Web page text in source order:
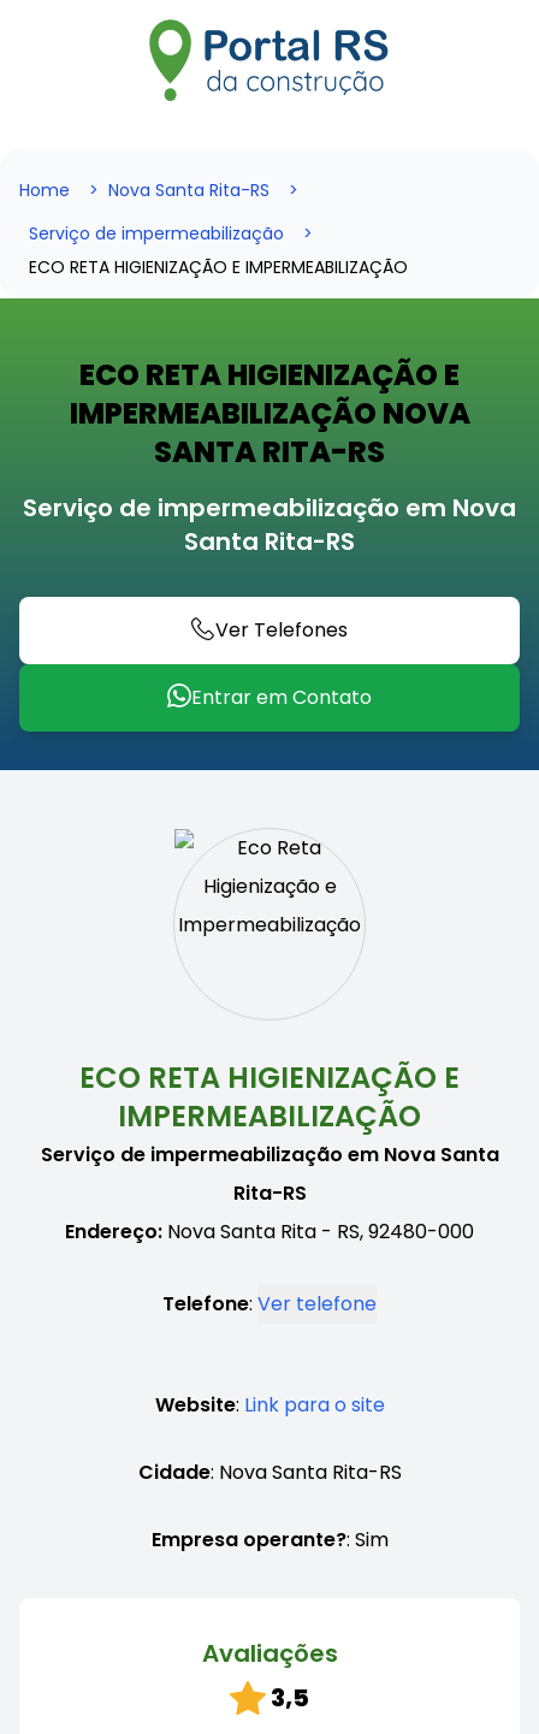
Home
Nova Santa Rita-RS
Serviço de impermeabilização
ECO RETA HIGIENIZAÇÃO E IMPERMEABILIZAÇÃO
ECO RETA HIGIENIZAÇÃO E
IMPERMEABILIZAÇÃO NOVA
SANTA RITA-RS
Serviço de impermeabilização em Nova
Santa Rita-RS
Ver Telefones
Entrar em Contato
ECO RETA HIGIENIZAÇÃO E
IMPERMEABILIZAÇÃO
Serviço de impermeabilização em Nova Santa
Rita-RS
Endereço: Nova Santa Rita - RS, 92480-000
Telefone: Ver telefone
Website: Link para o site
Cidade: Nova Santa Rita-RS
Empresa operante?: Sim
Avaliações
3,5